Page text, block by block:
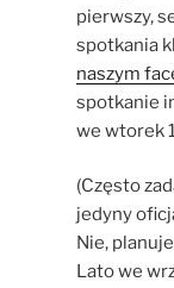
pierwszy,
spotkania
naszym
spotkanie
we wtorek
(Często
jedyny
Nie,
Lato we